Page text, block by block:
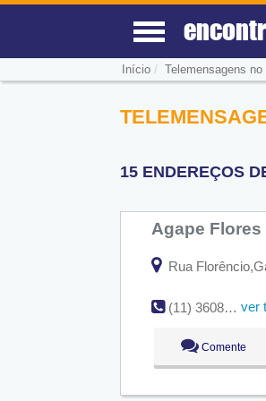
Início/ Telemensagens no
15 ENDEREÇOS
Agape
Rua
(11) 3608-7172 ver
Comente